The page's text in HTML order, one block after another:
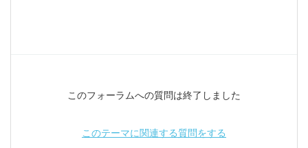
このフォーラムへの質問は終了しました
このテーマに関連する質問をする